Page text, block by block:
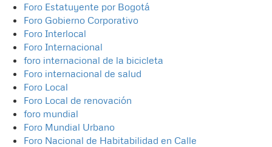
Foro Estatuyente por Bogotá
Foro Gobierno Corporativo
Foro Interlocal
Foro Internacional
foro internacional de la bicicleta
Foro internacional de salud
Foro Local
Foro Local de renovación
foro mundial
Foro Mundial Urbano
Foro Nacional de Habitabilidad en Calle